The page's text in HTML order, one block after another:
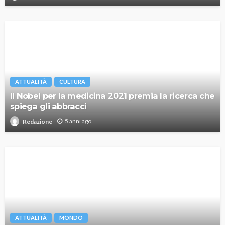
ATTUALITÀ CULTURA
Il Nobel per la medicina 2021 premia la ricerca che
spiega gli abbracci
Redazione 5 anni ago
ATTUALITÀ MONDO